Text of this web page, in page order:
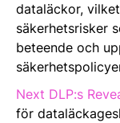
dataläckor,
säkerhetsrisker
beteende och
Next DLP:s
för